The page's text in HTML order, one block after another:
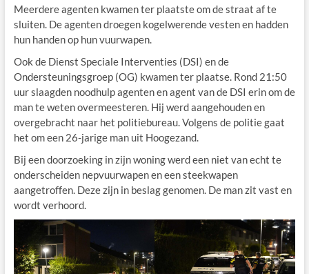
Meerdere agenten kwamen ter plaatste om de straat af te
sluiten. De agenten droegen kogelwerende vesten en hadden
hun handen op hun vuurwapen.
Ook de Dienst Speciale Interventies (DSI) en de
Ondersteuningsgroep (OG) kwamen ter plaatse. Rond 21:50
uur slaagden noodhulp agenten en agent van de DSI erin om de
man te weten overmeesteren. Hij werd aangehouden en
overgebracht naar het politiebureau. Volgens de politie gaat
het om een 26-jarige man uit Hoogezand.
Bij een doorzoeking in zijn woning werd een niet van echt te
onderscheiden nepvuurwapen en een steekwapen
aangetroffen. Deze zijn in beslag genomen. De man zit vast en
wordt verhoord.